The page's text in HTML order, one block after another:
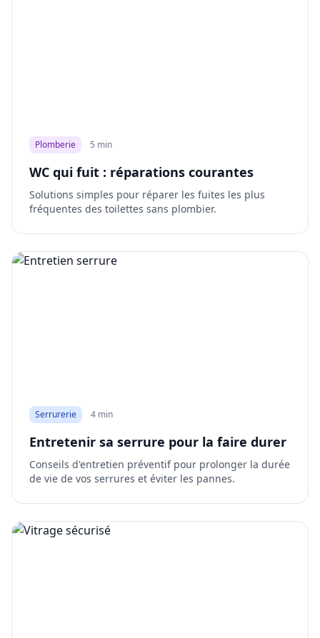
Plomberie 5 min
WC qui fuit : réparations courantes
Solutions simples pour réparer les fuites les plus
fréquentes des toilettes sans plombier.
Serrurerie 4 min
Entretenir sa serrure pour la faire durer
Conseils d'entretien préventif pour prolonger la durée
de vie de vos serrures et éviter les pannes.